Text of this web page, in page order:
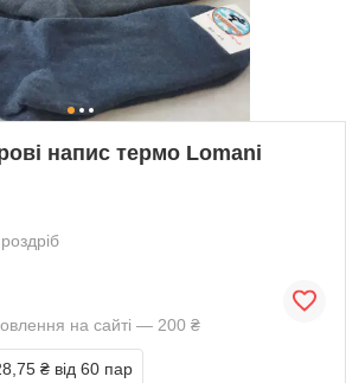
напис термо Lomani
на сайті — 200 ₴
₴ від 60 пар